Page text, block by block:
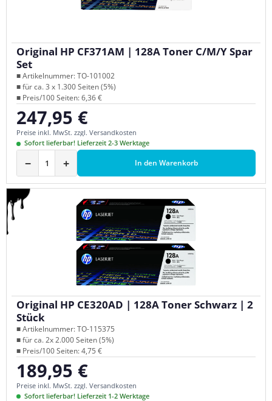
Original HP CF371AM | 128A Toner C/M/Y Spar
Set
■ Artikelnummer: TO-101002
■ für ca. 3 x 1.300 Seiten (5%)
■ Preis/100 Seiten: 6,36 €
Regulärer Preis:
247,95 €
Preise inkl. MwSt. zzgl. Versandkosten
Sofort lieferbar! Lieferzeit 2-3 Werktage
− + In den Warenkorb
Original HP CE320AD | 128A Toner Schwarz | 2
Stück
■ Artikelnummer: TO-115375
■ für ca. 2x 2.000 Seiten (5%)
■ Preis/100 Seiten: 4,75 €
Regulärer Preis:
189,95 €
Preise inkl. MwSt. zzgl. Versandkosten
Sofort lieferbar! Lieferzeit 1-2 Werktage